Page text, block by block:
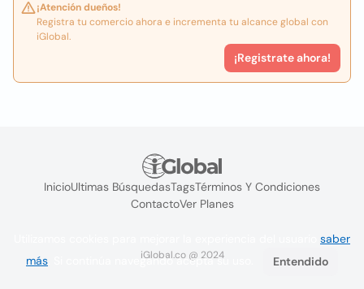
¡Atención dueños!
Registra tu comercio ahora e incrementa tu alcance global con
iGlobal.
¡Registrate ahora!
InicioUltimas BúsquedasTagsTérminos Y Condiciones
ContactoVer Planes
iGlobal.co @ 2024
saber
más . Si continúa navegando acepta su uso. Entendido